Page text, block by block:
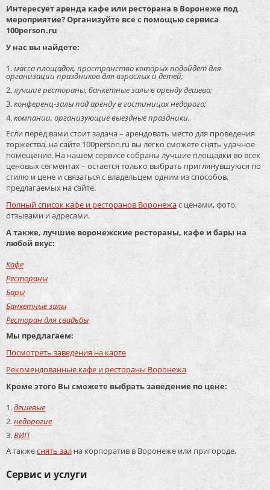
Интересует аренда кафе или ресторана в Воронеже под
мероприятие? Организуйте все с помощью сервиса
100person.ru
У нас вы найдете:
масса площадок, пространство которых подойдет для
организации праздников для взрослых и детей;
лучшие рестораны, банкетные залы в аренду дешево;
конференц-залы под аренду в гостиницах недорого;
компании, организующие выездные праздники.
Если перед вами стоит задача – арендовать место для проведения
торжества, на сайте 100person.ru вы легко сможете снять удачное
помещение. На нашем сервисе собраны лучшие площадки во всех
ценовых сегментах – остается только выбрать приглянувшуюся по
стилю и цене и связаться с владельцем одним из способов,
предлагаемых на сайте.
Полный список кафе и ресторанов Воронежас ценами, фото,
отзывами и адресами.
А также, лучшие воронежские рестораны, кафе и бары на
любой вкус:
Кафе
Рестораны
Бары
Банкетные залы
Ресторан для свадьбы
Мы предлагаем:
Посмотреть заведения на карте
Рекомендованные кафе и рестораны Воронежа
Кроме этого Вы сможете выбрать заведение по цене:
дешевые
недорогие
ВИП
А такжеснять зал на корпоратив в Воронеже или пригороде.
Сервис и услуги